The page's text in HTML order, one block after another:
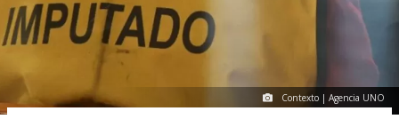
Contexto | Agencia UNO